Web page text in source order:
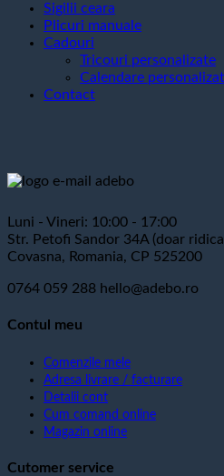
Sigilii ceara
Plicuri manuale
Cadouri
Tricouri personalizate
Calendare
Contact
Luni - Vineri: 10:00 - 17:00
Str. Petofi Sandor 34A (doar
Covasna, Romania, CP 525200
0764 059 288 hello@adebo.ro
Contul meu
Comenzile mele
Adresa livrare / facturare
Detalii cont
Cum comand online
Magazin online
Cutomer service